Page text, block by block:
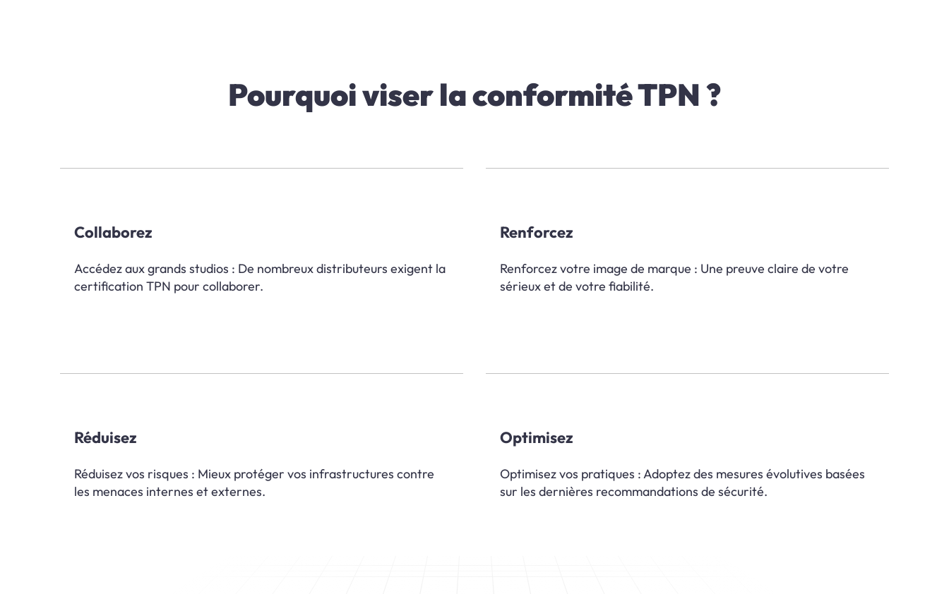
Pourquoi viser la conformité TPN ?
Collaborez
Accédez aux grands studios : De nombreux distributeurs exigent la
certification TPN pour collaborer.
Renforcez
Renforcez votre image de marque : Une preuve claire de votre
sérieux et de votre fiabilité.
Réduisez
Réduisez vos risques : Mieux protéger vos infrastructures contre
les menaces internes et externes.
Optimisez
Optimisez vos pratiques : Adoptez des mesures évolutives basées
sur les dernières recommandations de sécurité.